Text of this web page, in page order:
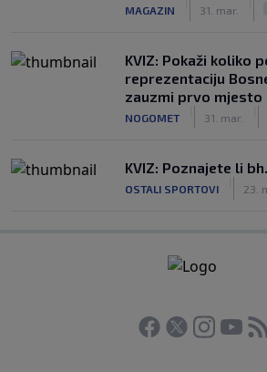
MAGAZIN 31. mar.
KVIZ: Pokaži koliko
reprezentaciju
zauzmi prvo mjesto
NOGOMET 31. mar.
KVIZ: Poznajete li
OSTALI SPORTOVI 23.